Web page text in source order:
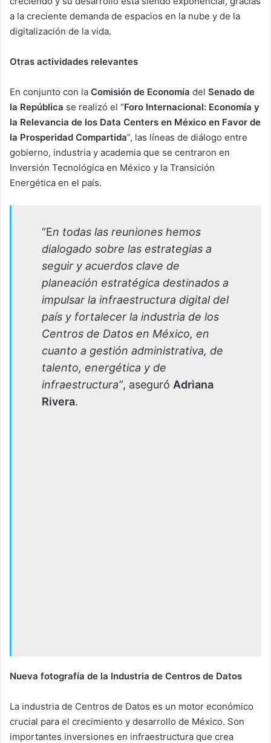
a la creciente demanda de espacios en la nube y de la
digitalización de la vida.
Otras actividades relevantes
En conjunto con la Comisión de Economía del Senado de
la República se realizó el “Foro Internacional: Economía y
la Relevancia de los Data Centers en México en Favor de
la Prosperidad Compartida”, las líneas de diálogo entre
gobierno, industria y academia que se centraron en
Inversión Tecnológica en México y la Transición
Energética en el país.
“En todas las reuniones hemos
dialogado sobre las estrategias a
seguir y acuerdos clave de
planeación estratégica destinados a
impulsar la infraestructura digital del
país y fortalecer la industria de los
Centros de Datos en México, en
cuanto a gestión administrativa, de
talento, energética y de
infraestructura”, aseguró Adriana
Rivera.
Nueva fotografía de la Industria de Centros de Datos
La industria de Centros de Datos es un motor económico
crucial para el crecimiento y desarrollo de México. Son
importantes inversiones en infraestructura que crea